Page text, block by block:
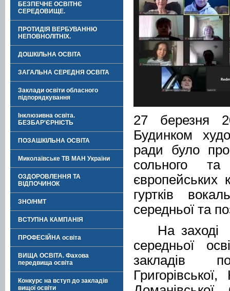
БЕЗПЕЧНЕ ОСВІТНЄ
СЕРЕДОВИЩЕ.
ПРОТИДІЯ ВЕРБУВАННЮ
НЕПОВНОЛІТНІХ.
ДОШКІЛЬНА ОСВІТА
ЗАГАЛЬНА СЕРЕДНЯ ОСВІТА
Заклади освіти обласного
підпорядкування
Інклюзивна освіта.
БЕЗБАР'ЄРНІСТЬ
ПОЗАШКІЛЬНА ОСВІТА
Миколаївське ТВ МАН України
ОЗДОРОВЛЕННЯ ТА
ВІДПОЧИНОК
ЗНО/НМТ
ВСТУПНА КАМПАНІЯ
ПРОФЕСІЙНА освіта
ВИЩА ОСВІТА. Фахова
передвища освіта
Конкурс на вступ до закладів
вищої освіти
27 березня
Будинком
ради було
сольного та
європейських
гуртків
середньої та
На заході
середньої
закладів